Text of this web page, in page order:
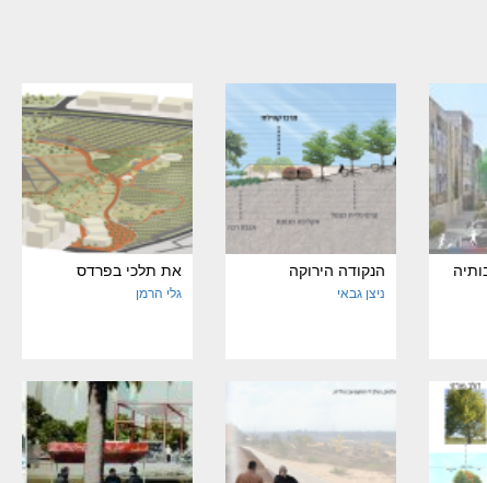
הנקודה הירוקה
ניצן גבאי
את תלכי בפרדס
גלי הרמן